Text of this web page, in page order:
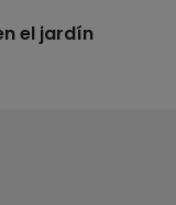
el jardín